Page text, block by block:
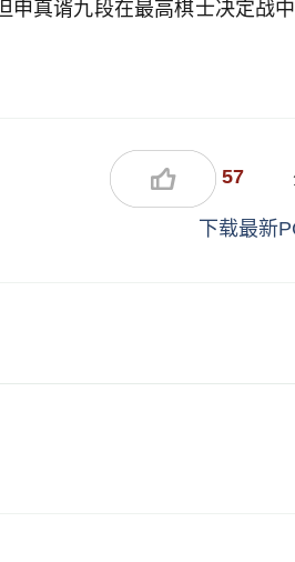
申真谞九段在最高棋士决定战
57
下载最新